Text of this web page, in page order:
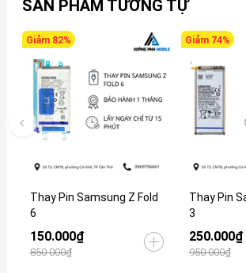
SẢN PHẨM TƯƠNG TỰ
Giảm 82%
Thay Pin Samsung Z Fold
6
150.000₫
850.000₫
Giảm 74%
Thay Pin
3
250.000₫
950.000₫